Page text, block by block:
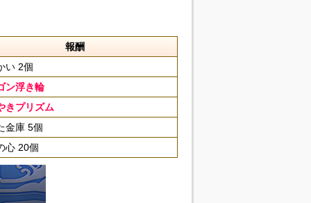
報酬
い 2個
ン浮き輪
きプリズム
金庫 5個
心 20個